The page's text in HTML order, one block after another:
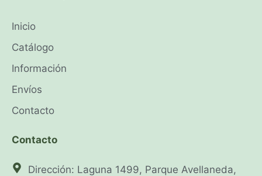
Inicio
Catálogo
Información
Envíos
Contacto
Contacto
Dirección: Laguna 1499, Parque Avellaneda,